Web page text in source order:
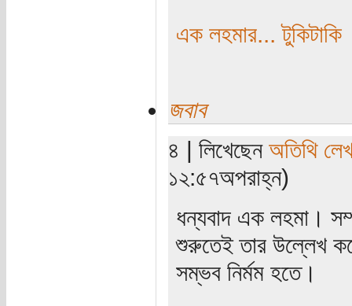
এক লহমার... টুকিটাকি
জবাব
৪ | লিখেছেন অতিথি
১২:৫৭অপরাহ্ন)
ধন্যবাদ এক লহমা।
শুরুতেই তার উল্লেখ
সম্ভব নির্মম হতে।